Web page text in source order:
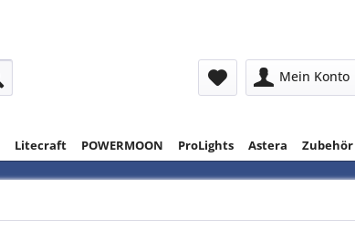
Mein Konto
Litecraft POWERMOON ProLights Astera Zubehör